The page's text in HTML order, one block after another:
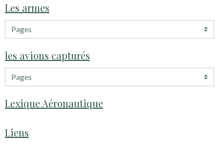
Les armes
les avions capturés
Lexique Aéronautique
Liens